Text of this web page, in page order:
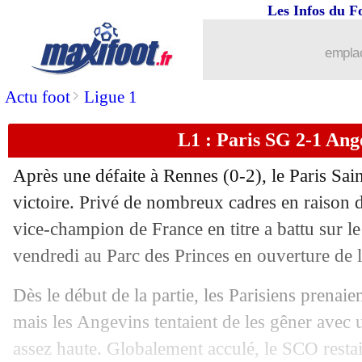
Actu foot> Ligue 1
Les Infos du
L1 : Paris SG 2-1
Après une défaite à Rennes (0-2), le Paris
victoire. Privé de nombreux cadres en raison
vice-champion de France en titre a battu sur
vendredi au Parc des Princes en ouverture
Dès le début de la partie, les Parisiens
mais les Angevins tentaient de les gêner avec
assez haute. Globalement acculé, le SCO